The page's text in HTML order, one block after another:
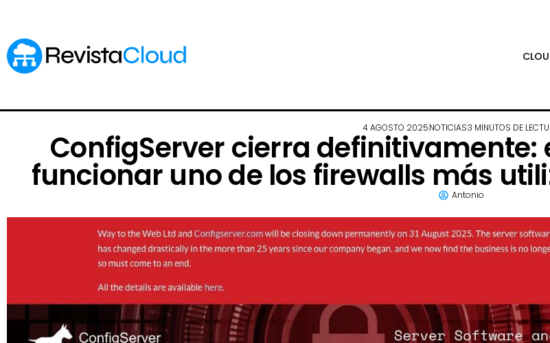
4 AGOSTO 2025NOTICIAS3 MINUTOS DE
ConfigServer cierra definitivamente:
funcionar uno de los firewalls más
Antonio